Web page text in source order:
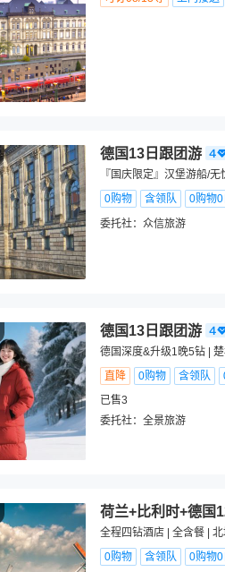
德国13日跟团游
『国庆限定』汉堡游船/
0购物
含领队
0购物
委托社： 众信旅游
德国13日跟团游
德国深度&升级1晚5钻 |
直降
0购物 含领队
已售3
委托社： 全景旅游
荷兰+比利时+德国
全程四钻酒店 | 全含餐 |
0购物
含领队
0购物